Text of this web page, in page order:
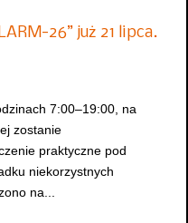
26” już 21 lipca.
7:00–19:00, na
zostanie
praktyczne pod
niekorzystnych
na...